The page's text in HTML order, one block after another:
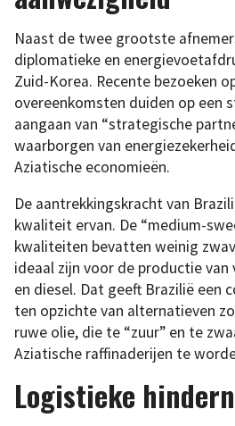
Naast de twee grootste
diplomatieke en
Zuid-Korea. Recente bezoeken
overeenkomsten duiden op een
aangaan van “strategische
waarborgen van
Aziatische economieën.
De aantrekkingskracht van
kwaliteit ervan. De “medium-
kwaliteiten bevatten weinig
ideaal zijn voor de productie
en diesel. Dat geeft Brazilië een
ten opzichte van alternatieven
ruwe olie, die te “zuur” en te
Aziatische raffinaderijen te
Logistieke